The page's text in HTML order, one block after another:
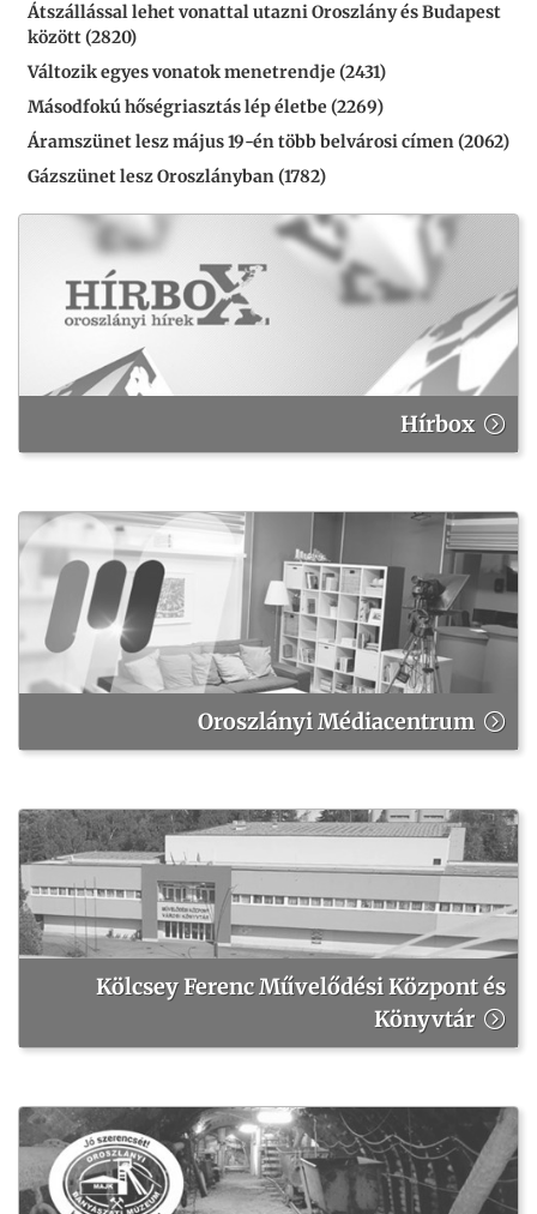
Átszállással lehet vonattal utazni Oroszlány és Budapest
között (2820)
Változik egyes vonatok menetrendje (2431)
Másodfokú hőségriasztás lép életbe (2269)
Áramszünet lesz május 19-én több belvárosi címen (2062)
Gázszünet lesz Oroszlányban (1782)
Hírbox
Oroszlányi Médiacentrum
Kölcsey Ferenc Művelődési Központ és
Könyvtár